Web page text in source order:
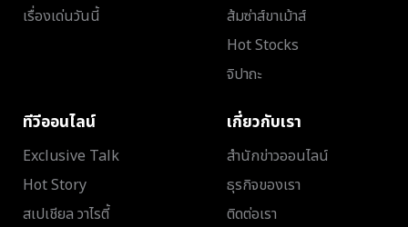
เรื่องเด่นวันนี้
ส้มซ่าส์ขาเม้าส์
Hot Stocks
จิปาถะ
ทีวีออนไลน์
Exclusive Talk
Hot Story
สเปเชียล วาไรตี้
เกี่ยวกับเรา
สำนักข่าวออนไลน์
ธุรกิจของเรา
ติดต่อเรา